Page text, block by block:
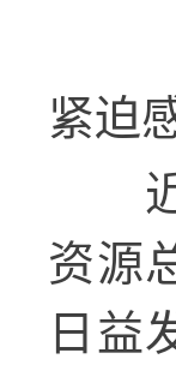
紧迫
资源
日益